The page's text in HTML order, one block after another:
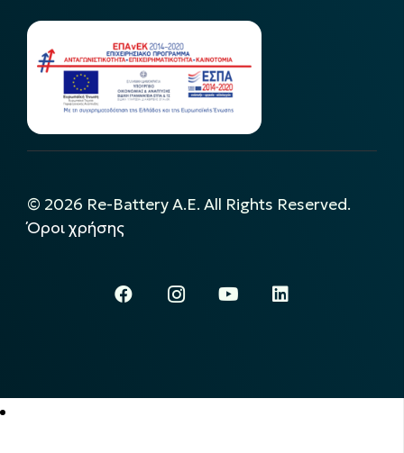
© 2026 Re-Battery A.E. All Rights Reserved.
Όροι χρήσης